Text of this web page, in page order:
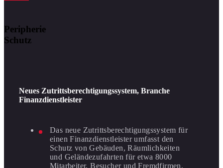
Peripherie
Schutz
Neues Zutrittsberechtigungssystem, Branche
Finanzdienstleister
Das neue Zutrittsberechtigungssystem für
einen Finanzdienstleister umfasst den
Schutz von Gebäuden, Räumlichkeiten
und Geländezufahrten für etwa 8000
Mitarbeiter, Besucher und Fremdfirmen.